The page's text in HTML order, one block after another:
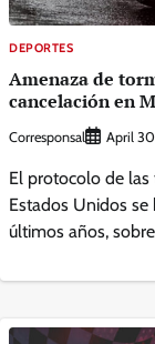
DEPORTES
Amenaza de
cancelación en
Corresponsal April
El protocolo de las
Estados Unidos
últimos años,